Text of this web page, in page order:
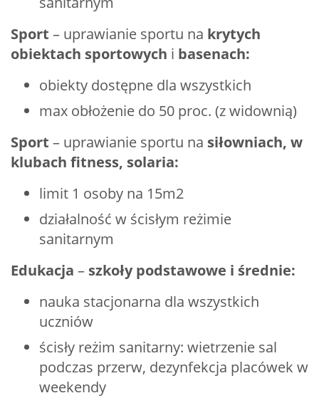
Sport – uprawianie sportu na krytych
obiektach sportowych i basenach:
obiekty dostępne dla wszystkich
max obłożenie do 50 proc. (z widownią)
Sport – uprawianie sportu na siłowniach, w
klubach fitness, solaria:
limit 1 osoby na 15m2
działalność w ścisłym reżimie
sanitarnym
Edukacja – szkoły podstawowe i średnie:
nauka stacjonarna dla wszystkich
uczniów
ścisły reżim sanitarny: wietrzenie sal
podczas przerw, dezynfekcja placówek w
weekendy